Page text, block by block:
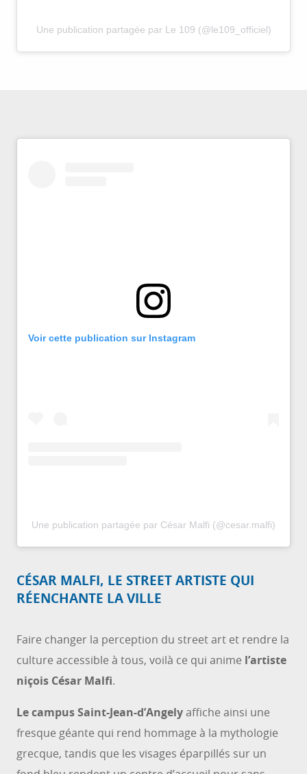
Une publication partagée par Le 109 (@le109_officiel)
Voir cette publication sur Instagram
Une publication partagée par César Malfi (@cesar.malfi)
CÉSAR MALFI, LE STREET ARTISTE QUI
RÉENCHANTE LA VILLE
Faire changer la perception du street art et rendre la
culture accessible à tous, voilà ce qui anime l’artiste
niçois César Malfi.
Le campus Saint-Jean-d’Angelyaffiche ainsi une
fresque géante qui rend hommage à la mythologie
grecque, tandis que les visages éparpillés sur un